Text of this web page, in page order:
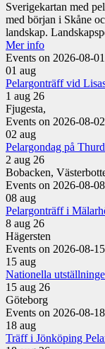
Sverigekartan med
med början i Skåne
landskap.
Mer info
Events on 2026-08-01
01 aug
Pelargonträff vid
1 aug 26
Fjugesta,
Events on 2026-08-02
02 aug
Pelargondag på
2 aug 26
Bobacken,
Events on 2026-08-08
08 aug
Pelargonträff i
8 aug 26
Hägersten
Events on 2026-08-15
15 aug
Nationella
15 aug 26
Göteborg
Events on 2026-08-18
18 aug
Träff i Jönköping